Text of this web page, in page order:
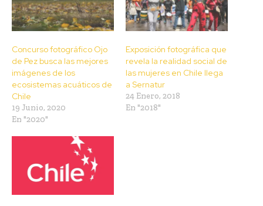
Concurso fotográfico Ojo
de Pez busca las mejores
imágenes de los
ecosistemas acuáticos de
Chile
19 Junio, 2020
En "2020"
Exposición fotográfica que
revela la realidad social de
las mujeres en Chile llega
a Sernatur
24 Enero, 2018
En "2018"